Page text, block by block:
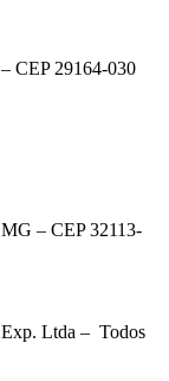
CEP 29164-030
– CEP 32113-
Ltda – Todos